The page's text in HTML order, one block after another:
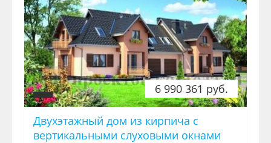
6 990 361 руб.
Двухэтажный дом из кирпича с
вертикальными слуховыми окнами